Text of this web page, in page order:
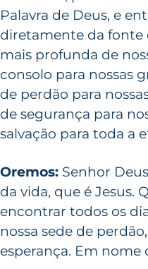
Palavra de Deus, e
diretamente da fonte
mais profunda de
consolo para nossas
de perdão para
de segurança para
salvação para toda a
Oremos: Senhor
da vida, que é Jesus.
encontrar todos os
nossa sede de
esperança. Em nome